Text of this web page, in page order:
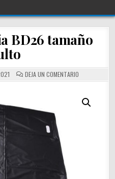
BD26 tamaño
DEJA UN COMENTARIOSOBRE
ADULT
BAG
BD26